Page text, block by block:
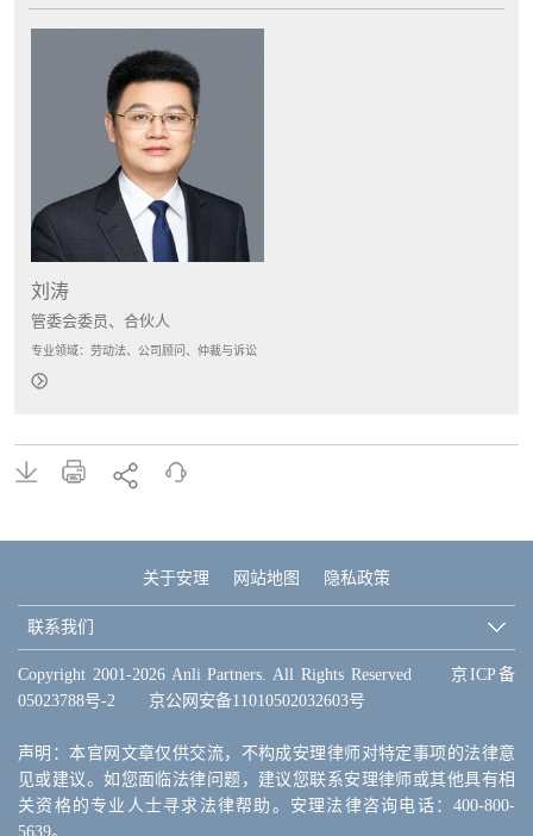
刘涛
管委会委员、合伙人
专业领域：劳动法、公司顾问、仲裁与诉讼
关于安理 网站地图 隐私政策
联系我们
Copyright 2001-2026 Anli Partners. All Rights Reserved 京ICP备
05023788号-2 京公网安备11010502032603号
声明：本官网文章仅供交流，不构成安理律师对特定事项的法律意
见或建议。如您面临法律问题，建议您联系安理律师或其他具有相
关资格的专业人士寻求法律帮助。安理法律咨询电话：400-800-
5639。